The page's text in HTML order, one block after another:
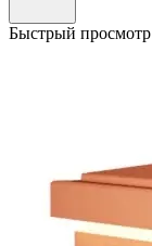
Быстрый просмотр